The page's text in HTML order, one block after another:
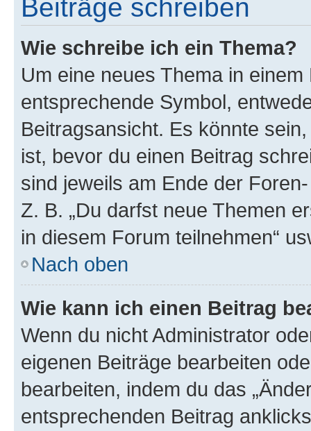
Beiträge schreiben
Wie schreibe ich ein Thema?
Um eine neues Thema in
entsprechende Symbol,
Beitragsansicht. Es könnte
ist, bevor du einen Beitrag
sind jeweils am Ende der
Z. B. „Du darfst neue Themen
in diesem Forum teilnehmen“
Nach oben
Wie kann ich einen Beitrag
Wenn du nicht Administrator
eigenen Beiträge bearbeiten
bearbeiten, indem du das
entsprechenden Beitrag